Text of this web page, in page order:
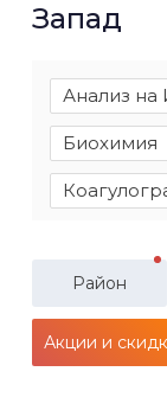
Запад
Анализ
Биохимия
Район
Акции и